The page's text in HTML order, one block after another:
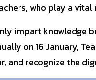
who play a
impart knowledge
on 16 January,
and recognize the